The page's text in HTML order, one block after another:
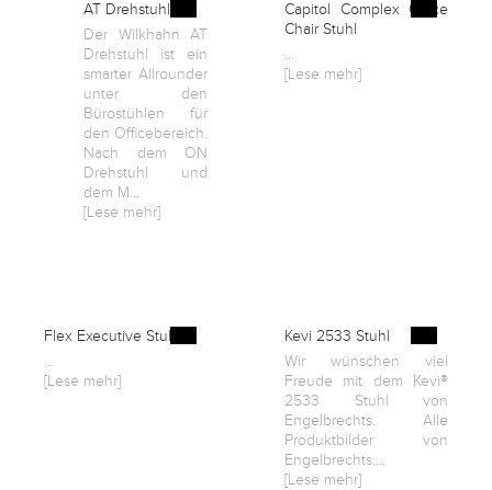
Facebook
Twitter
Pinterest
Instagram
Newsletter
AT Drehstuhl
Der Wilkhahn AT
Drehstuhl ist ein
smarter Allrounder
unter den
Bürostühlen für
den Officebereich.
Nach dem ON
Drehstuhl und
dem M...
[Lese mehr]
Capitol Complex Office
Chair Stuhl
...
[Lese mehr]
Flex Executive Stuhl
...
[Lese mehr]
Kevi 2533 Stuhl
Wir wünschen viel
Freude mit dem Kevi®
2533 Stuhl von
Engelbrechts. Alle
Produktbilder von
Engelbrechts....
[Lese mehr]